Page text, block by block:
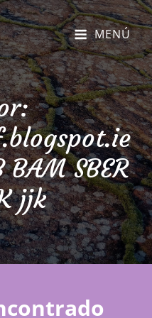
MENÚ
SBER
jjk